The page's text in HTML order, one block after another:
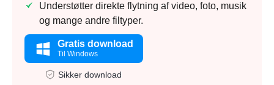
Understøtter direkte flytning af video, foto, musik
og mange andre filtyper.
Gratis download
Til Windows
Sikker download